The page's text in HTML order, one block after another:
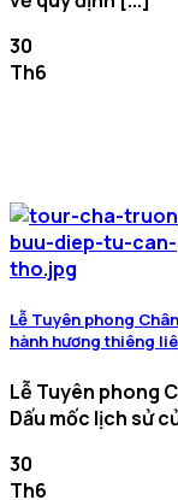
30
Th6
Lễ Tuyên phong
hành hương thiêng
Lễ Tuyên phong
Dấu mốc lịch sử
30
Th6